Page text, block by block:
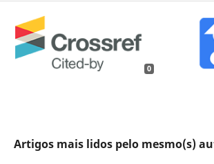
0
Artigos mais lidos pelo mesmo(s)